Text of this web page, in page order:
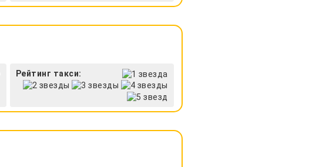
Рейтинг такси: